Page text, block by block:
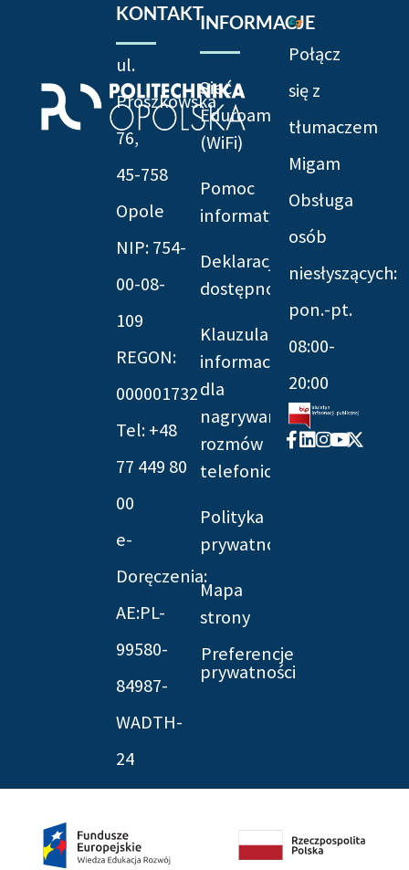
KONTAKT
ul.
Prószkowska
76,
45-758
Opole
NIP: 754-
00-08-
109
REGON:
000001732
Tel: +48
77 449 80
00
e-
Doręczenia:
AE:PL-
99580-
84987-
WADTH-
24
INFORMACJE
Sieć
Eduroam
(WiFi)
Pomoc
informatyczna
Deklaracja
dostępności
Klauzula
informacyjna
dla
nagrywania
rozmów
telefonicznych
Polityka
prywatności
Mapa
strony
Preferencje
prywatności
Połącz
się z
tłumaczem
Migam
Obsługa
osób
niesłyszących:
pon.-pt.
08:00-
20:00
Facebook-
f
Linkedin
Instagram
Youtube
X-